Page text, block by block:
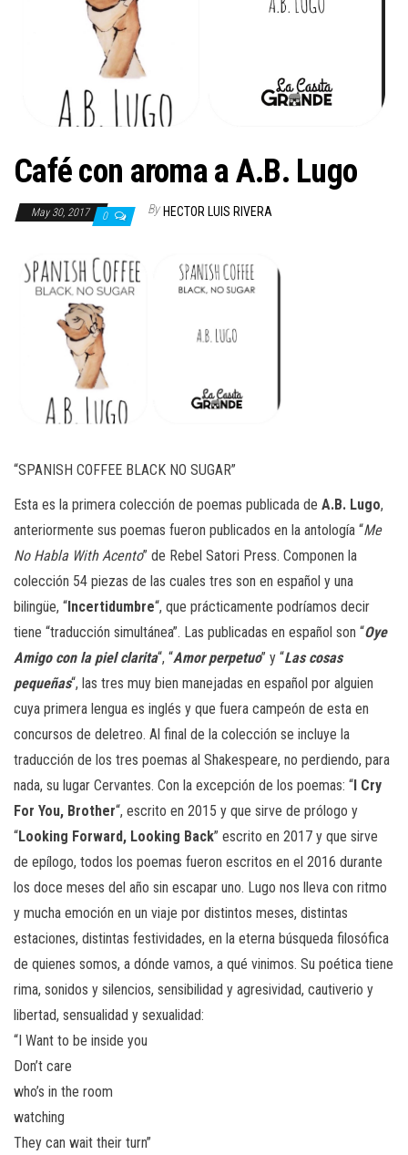
Café con aroma a A.B. Lugo
May 30, 2017 0 By HECTOR LUIS RIVERA
“SPANISH COFFEE BLACK NO SUGAR”
Esta es la primera colección de poemas publicada de A.B. Lugo,
anteriormente sus poemas fueron publicados en la antología “Me
No Habla With Acento” de Rebel Satori Press. Componen la
colección 54 piezas de las cuales tres son en español y una
bilingüe, “Incertidumbre“, que prácticamente podríamos decir
tiene “traducción simultánea”. Las publicadas en español son “Oye
Amigo con la piel clarita“, “Amor perpetuo” y “Las cosas
pequeñas“, las tres muy bien manejadas en español por alguien
cuya primera lengua es inglés y que fuera campeón de esta en
concursos de deletreo. Al final de la colección se incluye la
traducción de los tres poemas al Shakespeare, no perdiendo, para
nada, su lugar Cervantes. Con la excepción de los poemas: “I Cry
For You, Brother“, escrito en 2015 y que sirve de prólogo y
“Looking Forward, Looking Back” escrito en 2017 y que sirve
de epílogo, todos los poemas fueron escritos en el 2016 durante
los doce meses del año sin escapar uno. Lugo nos lleva con ritmo
y mucha emoción en un viaje por distintos meses, distintas
estaciones, distintas festividades, en la eterna búsqueda filosófica
de quienes somos, a dónde vamos, a qué vinimos. Su poética tiene
rima, sonidos y silencios, sensibilidad y agresividad, cautiverio y
libertad, sensualidad y sexualidad:
“I Want to be inside you
Don’t care
who’s in the room
watching
They can wait their turn”